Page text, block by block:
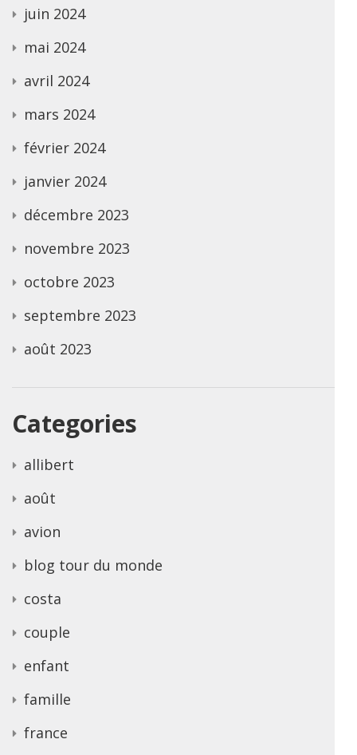
juin 2024
mai 2024
avril 2024
mars 2024
février 2024
janvier 2024
décembre 2023
novembre 2023
octobre 2023
septembre 2023
août 2023
Categories
allibert
août
avion
blog tour du monde
costa
couple
enfant
famille
france